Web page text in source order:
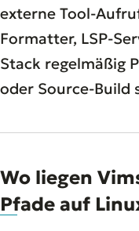
externe Tool-
Formatter, LSP-
Stack regelmäßig
oder Source-Build
Wo liegen
Pfade auf